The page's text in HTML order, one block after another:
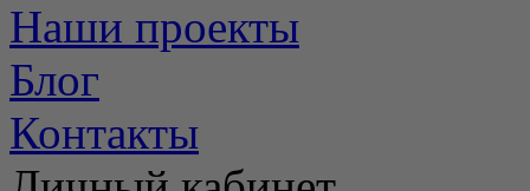
Наши проекты
Блог
Контакты